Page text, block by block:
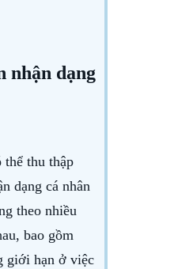
nhận dạng
thể thu thập
dạng cá nhân
theo nhiều
bao gồm
giới hạn ở việc